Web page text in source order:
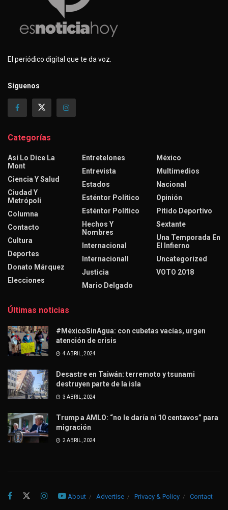
El periódico digital que te da voz.
Síguenos
Categorías
Así Lo Dice La
Mont
Ciencia Y Salud
Ciudad Y
Metrópoli
Columna
Contacto
Cultura
Deportes
Donato Márquez
Elecciones
Entretelones
Entrevista
Estados
Esténtor Político
Esténtor Político
Hechos Y
Nombres
Internacional
Internacionall
Justicia
Mario Delgado
México
Multimedios
Nacional
Opinión
Pitido Deportivo
Sextante
Una Temporada En
El Infierno
Uncategorized
VOTO 2018
Últimas noticias
#MéxicoSinAgua: con cubetas vacías, urgen
atención de crisis
4 ABRIL, 2024
Desastre en Taiwán: terremoto y tsunami
destruyen parte de la isla
3 ABRIL, 2024
Trump a AMLO: “no le daría ni 10 centavos” para
migración
2 ABRIL, 2024
About Advertise Privacy & Policy Contact